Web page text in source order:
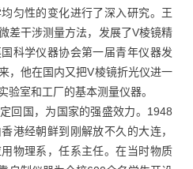
匀性的变化进行了深入研究。王
差干涉测量方法，发展了V棱镜精
科学仪器协会第一届青年仪器发
，他在国内又把V棱镜折光仪进一
验室和工厂的基本测量仪器。
回国，为国家的强盛效力。1948
港经朝鲜到刚解放不久的大连，
物理系，任系主任。在当时物质